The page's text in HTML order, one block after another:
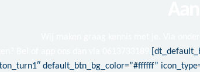
default_btn_bg_color=”#ffffff”